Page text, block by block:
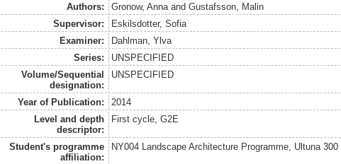
Authors:
Gronow, Annaand Gustafsson, Malin
Supervisor:
Eskilsdotter, Sofia
Examiner:
Dahlman, Ylva
Series:
UNSPECIFIED
Volume/Sequential
designation:
UNSPECIFIED
Year of Publication:
2014
Level and depth
descriptor:
First cycle, G2E
Student's programme
affiliation:
NY004 Landscape Architecture Programme, Ultuna 300